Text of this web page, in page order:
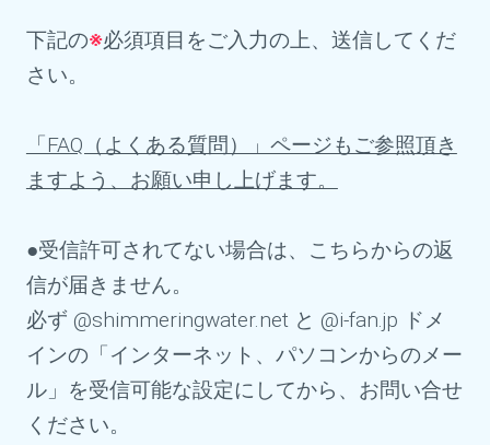
下記の※必須項目をご入力の上、送信してくだ
さい。
「FAQ（よくある質問）」ページもご参照頂き
ますよう、お願い申し上げます。
●受信許可されてない場合は、こちらからの返
信が届きません。
必ず @shimmeringwater.net と @i-fan.jp ドメ
インの「インターネット、パソコンからのメー
ル」を受信可能な設定にしてから、お問い合せ
ください。